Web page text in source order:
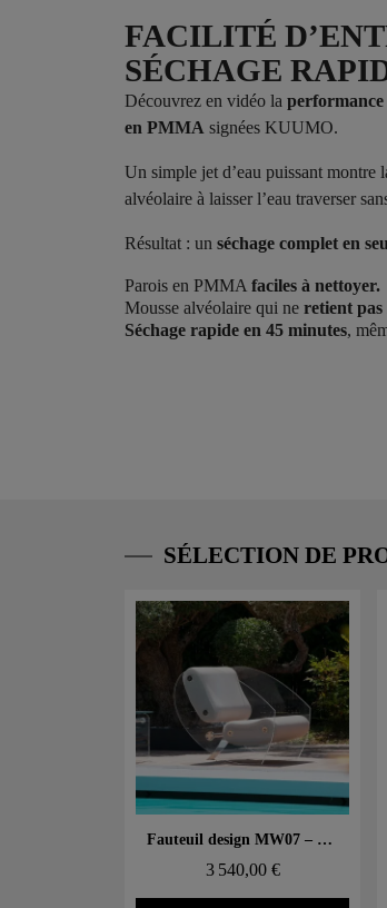
FACILITÉ
SÉCHAGE
Découvrez en vidéo la performance
en PMMA signées KUUMO.
Un simple jet d’eau puissant montre
alvéolaire à laisser l’eau traverser
Résultat : un séchage complet en
Parois en PMMA faciles à nettoyer.
Mousse alvéolaire qui ne retient pas
Séchage rapide en 45 minutes,
SÉLECTION DE
Aperçu rapide Fauteuil design MW07 – Parois en PMMA coulé, assise en mousse alvéolaire
3 540,00 €